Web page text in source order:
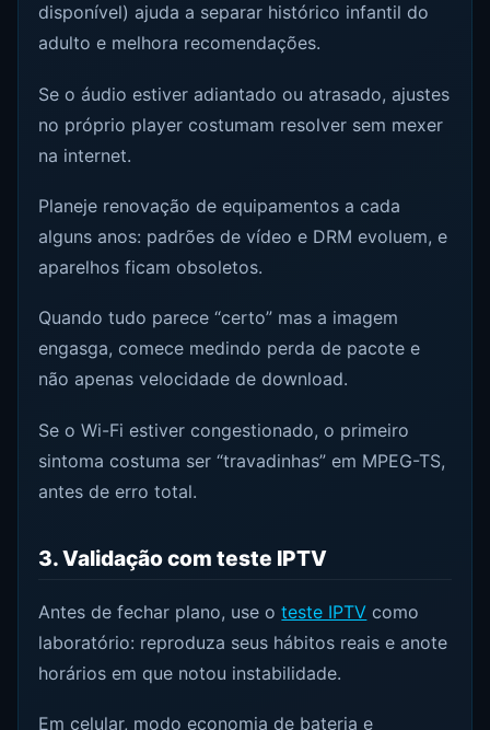
disponível) ajuda a separar histórico infantil do
adulto e melhora recomendações.
Se o áudio estiver adiantado ou atrasado, ajustes
no próprio player costumam resolver sem mexer
na internet.
Planeje renovação de equipamentos a cada
alguns anos: padrões de vídeo e DRM evoluem, e
aparelhos ficam obsoletos.
Quando tudo parece “certo” mas a imagem
engasga, comece medindo perda de pacote e
não apenas velocidade de download.
Se o Wi-Fi estiver congestionado, o primeiro
sintoma costuma ser “travadinhas” em MPEG-TS,
antes de erro total.
3. Validação com teste IPTV
Antes de fechar plano, use oteste IPTV como
laboratório: reproduza seus hábitos reais e anote
horários em que notou instabilidade.
Em celular, modo economia de bateria e